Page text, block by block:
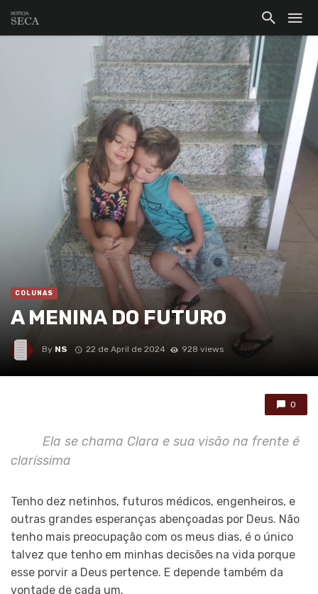
COLUNAS
A MENINA DO FUTURO
By NS 22 de April de 2024 928 views
0
Ela se chama Clara e sua visão na frente é
claríssima
Tenho dez netinhos, futuros médicos, engenheiros, e
outras grandes esperanças abençoadas por Deus. Não
tenho mais preocupação com os meus dias, é o único
talvez que tenho em minhas decisões na vida porque
esse porvir a Deus pertence. E depende também da
vontade de cada um.